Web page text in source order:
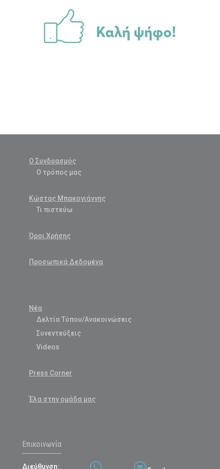
Ο Συνδυασμός
Ο τρόπος μας
Κώστας Μπακογιάννης
Τι πιστεύω
Όροι Χρήσης
Προσωπικά Δεδομένα
Νέα
Δελτία Τύπου/Ανακοινώσεις
Συνεντεύξεις
Videos
Press Corner
Έλα στην ομάδα μας
Επικοινωνία
Διεύθυνση: